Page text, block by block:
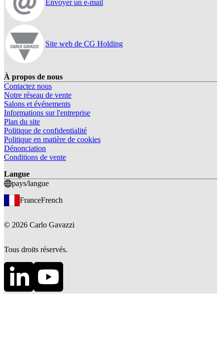
Envoyer un e-mail
Site web de CG Holding
À propos de nous
Contactez nous
Notre réseau de vente
Salons et événements
Informations sur l'entreprise
Plan du site
Politique de confidentialité
Politique en matière de cookies
Dénonciation
Conditions de vente
Langue
pays/langue
FranceFrench
© 2026 Carlo Gavazzi
Tous droits réservés.